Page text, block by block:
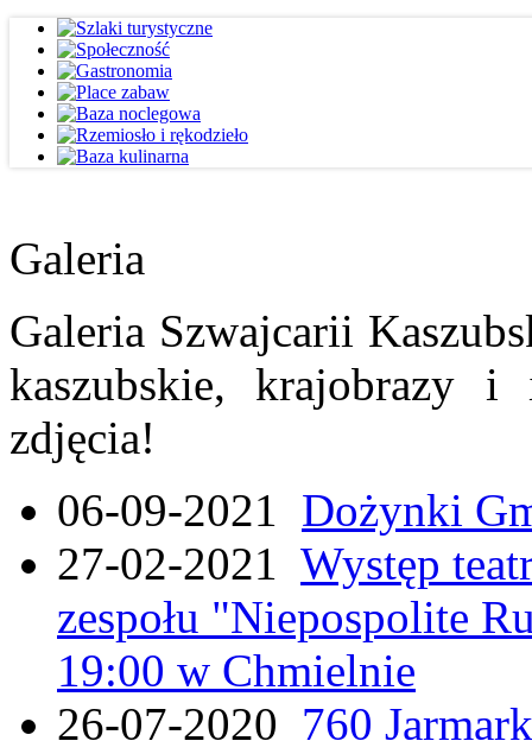
Galeria
Galeria Szwajcarii
kaszubskie, krajobrazy
zdjęcia!
06-09-2021 Dożynki
27-02-2021 Występ
zespołu "Niepospolite
19:00 w Chmielnie
26-07-2020 760